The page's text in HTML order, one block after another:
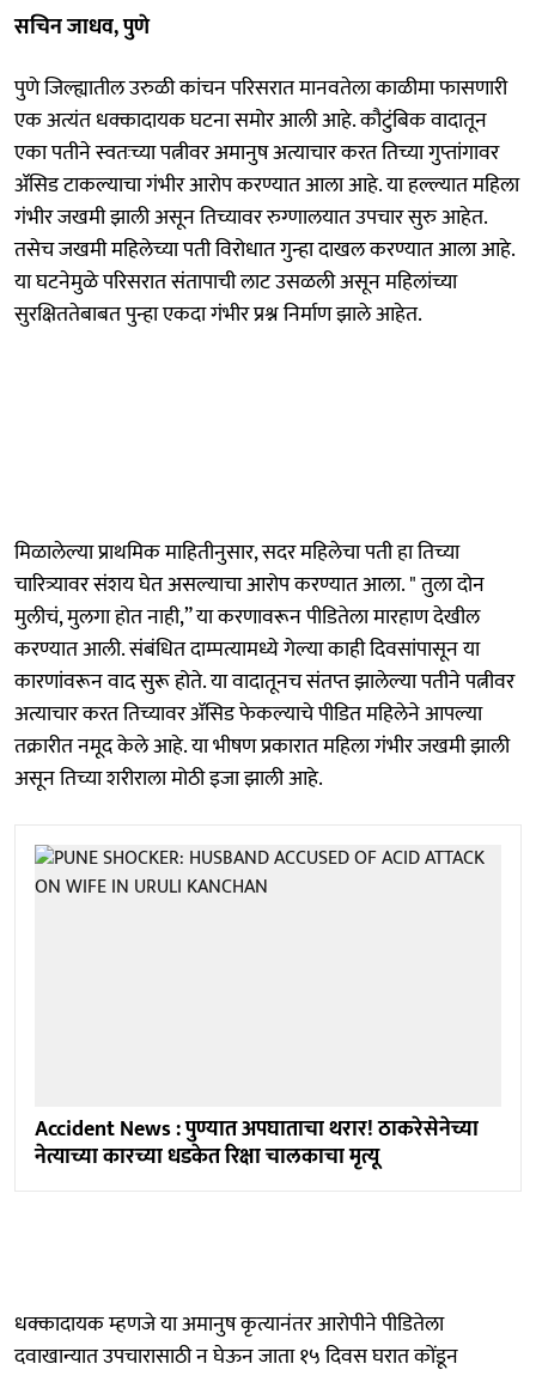
सचिन जाधव, पुणे
पुणे जिल्ह्यातील उरुळी कांचन परिसरात मानवतेला काळीमा फासणारी
एक अत्यंत धक्कादायक घटना समोर आली आहे. कौटुंबिक वादातून
एका पतीने स्वतःच्या पत्नीवर अमानुष अत्याचार करत तिच्या गुप्तांगावर
ॲसिड टाकल्याचा गंभीर आरोप करण्यात आला आहे. या हल्ल्यात महिला
गंभीर जखमी झाली असून तिच्यावर रुग्णालयात उपचार सुरु आहेत.
तसेच जखमी महिलेच्या पती विरोधात गुन्हा दाखल करण्यात आला आहे.
या घटनेमुळे परिसरात संतापाची लाट उसळली असून महिलांच्या
सुरक्षिततेबाबत पुन्हा एकदा गंभीर प्रश्न निर्माण झाले आहेत.
मिळालेल्या प्राथमिक माहितीनुसार, सदर महिलेचा पती हा तिच्या
चारित्र्यावर संशय घेत असल्याचा आरोप करण्यात आला. " तुला दोन
मुलीचं, मुलगा होत नाही,” या करणावरून पीडितेला मारहाण देखील
करण्यात आली. संबंधित दाम्पत्यामध्ये गेल्या काही दिवसांपासून या
कारणांवरून वाद सुरू होते. या वादातूनच संतप्त झालेल्या पतीने पत्नीवर
अत्याचार करत तिच्यावर ॲसिड फेकल्याचे पीडित महिलेने आपल्या
तक्रारीत नमूद केले आहे. या भीषण प्रकारात महिला गंभीर जखमी झाली
असून तिच्या शरीराला मोठी इजा झाली आहे.
Accident News : पुण्यात अपघाताचा थरार! ठाकरेसेनेच्या
नेत्याच्या कारच्या धडकेत रिक्षा चालकाचा मृत्यू
धक्कादायक म्हणजे या अमानुष कृत्यानंतर आरोपीने पीडितेला
दवाखान्यात उपचारासाठी न घेऊन जाता १५ दिवस घरात कोंडून